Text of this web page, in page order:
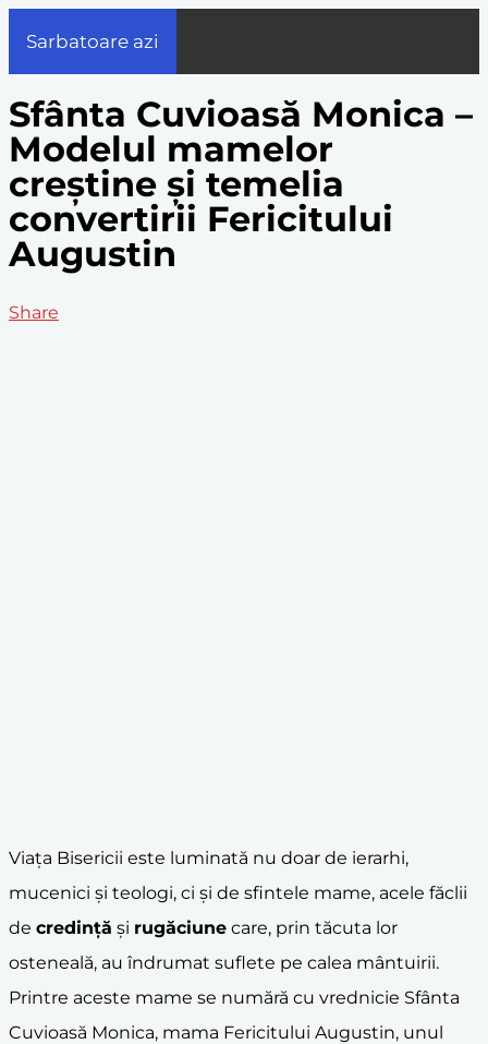
Sarbatoare azi
Sfânta Cuvioasă Monica –
Modelul mamelor
creștine și temelia
convertirii Fericitului
Augustin
Share
Viața Bisericii este luminată nu doar de ierarhi,
mucenici și teologi, ci și de sfintele mame, acele făclii
de credință și rugăciune care, prin tăcuta lor
osteneală, au îndrumat suflete pe calea mântuirii.
Printre aceste mame se numără cu vrednicie Sfânta
Cuvioasă Monica, mama Fericitului Augustin, unul